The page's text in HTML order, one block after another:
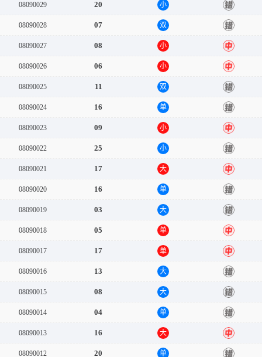
08090029 20 小 错
08090028 07 双 错
08090027 08 小 中
08090026 06 小 中
08090025 11 双 错
08090024 16 单 错
08090023 09 小 中
08090022 25 小 错
08090021 17 大 中
08090020 16 单 错
08090019 03 大 错
08090018 05 单 中
08090017 17 单 中
08090016 13 大 错
08090015 08 大 错
08090014 04 单 错
08090013 16 大 中
08090012 20 单 错